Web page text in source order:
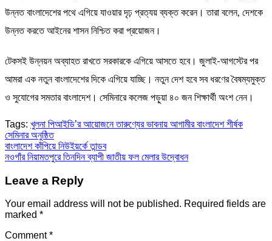
উন্নত বাংলাদেশের পথে এগিয়ে যাওয়ার দৃঢ় প্রত্যয় ব্যক্ত করেন। তারা বলেন, দেশকে
উন্নত করতে আইনের শাসন নিশ্চিত করা প্রয়োজন।
টেকসই উন্নয়ন অব্যাহত রাখতে সরকারকে এগিয়ে আসতে হবে। জুলাই-আগস্টের পর
আমরা এক নতুন বাংলাদেশের দিকে এগিয়ে যাচ্ছি। নতুন দেশ হবে সব ধরণের বৈষম্যমুক্ত
ও সুযোগের সমতার বাংলাদেশ। সেমিনারে কলেজ পড়ুয়া ৪০ জন শিক্ষার্থী অংশ নেন।
Tags: খুলনা পিআইডি’র আয়োজনে তারুণ্যের ভাবনায় আগামীর বাংলাদেশ শীর্ষক
সেমিনার অনুষ্ঠিত
Post
navigation
বাংলাদেশ কাঁপিয়ে নিউইয়র্কে তান্ডব
নওগাঁর নিয়ামতপুরে তিনদিন ব্যাপী জাতীয় ফল মেলার উদ্বোধন
Leave a Reply
Your email address will not be published. Required fields are
marked *
Comment*